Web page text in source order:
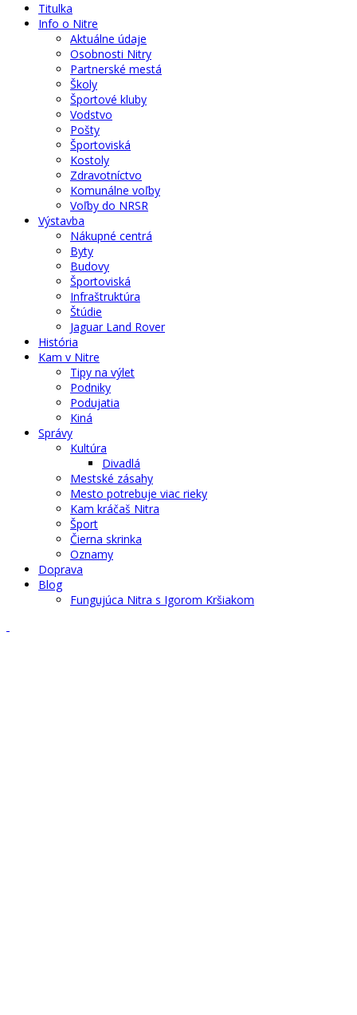
Titulka
Info o Nitre
Aktuálne údaje
Osobnosti Nitry
Partnerské mestá
Školy
Športové kluby
Vodstvo
Pošty
Športoviská
Kostoly
Zdravotníctvo
Komunálne voľby
Voľby do NRSR
Výstavba
Nákupné centrá
Byty
Budovy
Športoviská
Infraštruktúra
Štúdie
Jaguar Land Rover
História
Kam v Nitre
Tipy na výlet
Podniky
Podujatia
Kiná
Správy
Kultúra
Divadlá
Mestské zásahy
Mesto potrebuje viac rieky
Kam kráčaš Nitra
Šport
Čierna skrinka
Oznamy
Doprava
Blog
Fungujúca Nitra s Igorom Kršiakom